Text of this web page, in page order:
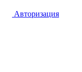
Авторизация